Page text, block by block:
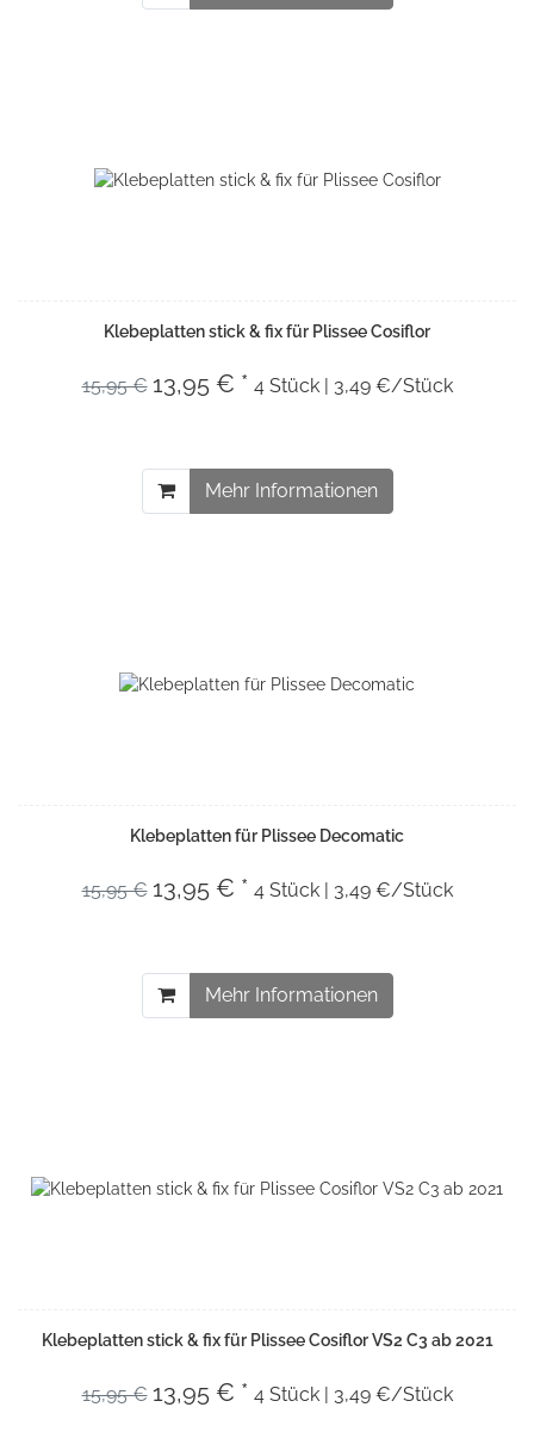
Klebeplatten stick & fix für Plissee Cosiflor
15,95 € 13,95 € * 4 Stück | 3,49 €/Stück
Mehr Informationen
Klebeplatten für Plissee Decomatic
15,95 € 13,95 € * 4 Stück | 3,49 €/Stück
Mehr Informationen
Klebeplatten stick & fix für Plissee Cosiflor VS2 C3 ab 2021
15,95 € 13,95 € * 4 Stück | 3,49 €/Stück